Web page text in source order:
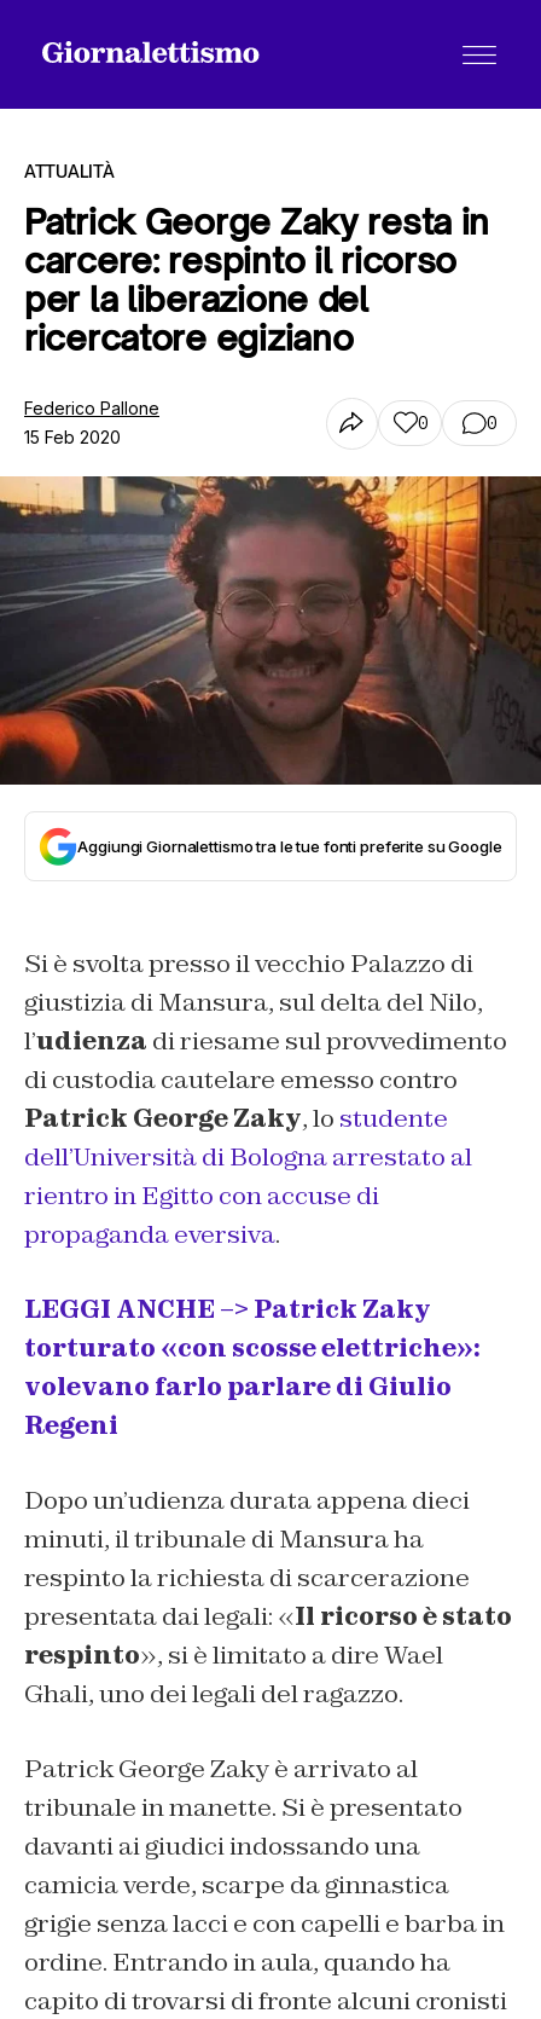
Tutti gli articoli
ATTUALITÀ
Patrick George Zaky resta in
carcere: respinto il ricorso
per la liberazione del
ricercatore egiziano
Federico Pallone
15 Feb 2020
0 0
Aggiungi Giornalettismo tra le tue fonti preferite su Google
Si è svolta presso il vecchio Palazzo di
giustizia di Mansura, sul delta del Nilo,
l’udienza di riesame sul provvedimento
di custodia cautelare emesso contro
Patrick George Zaky, lo studente
dell’Università di Bologna arrestato al
rientro in Egitto con accuse di
propaganda eversiva.
LEGGI ANCHE –> Patrick Zaky
torturato «con scosse elettriche»:
volevano farlo parlare di Giulio
Regeni
Dopo un’udienza durata appena dieci
minuti, il tribunale di Mansura ha
respinto la richiesta di scarcerazione
presentata dai legali: «Il ricorso è stato
respinto», si è limitato a dire Wael
Ghali, uno dei legali del ragazzo.
Patrick George Zaky è arrivato al
tribunale in manette. Si è presentato
davanti ai giudici indossando una
camicia verde, scarpe da ginnastica
grigie senza lacci e con capelli e barba in
ordine. Entrando in aula, quando ha
capito di trovarsi di fronte alcuni cronisti